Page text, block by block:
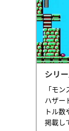
シリ
「モ
ハザー
トル数
掲載し